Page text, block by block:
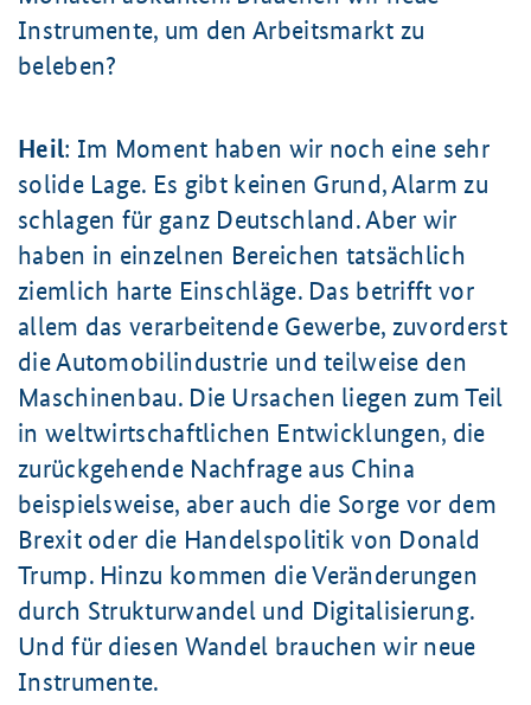
Instrumente, um den Arbeitsmarkt zu
beleben?
Heil: Im Moment haben wir noch eine sehr
solide Lage. Es gibt keinen Grund, Alarm zu
schlagen für ganz Deutschland. Aber wir
haben in einzelnen Bereichen tatsächlich
ziemlich harte Einschläge. Das betrifft vor
allem das verarbeitende Gewerbe, zuvorderst
die Automobilindustrie und teilweise den
Maschinenbau. Die Ursachen liegen zum Teil
in weltwirtschaftlichen Entwicklungen, die
zurückgehende Nachfrage aus China
beispielsweise, aber auch die Sorge vor dem
Brexit oder die Handelspolitik von Donald
Trump. Hinzu kommen die Veränderungen
durch Strukturwandel und Digitalisierung.
Und für diesen Wandel brauchen wir neue
Instrumente.